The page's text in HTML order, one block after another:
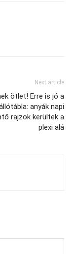
Next article
ötlet! Erre is jó a
anyák napi
rajzok kerültek a
plexi alá